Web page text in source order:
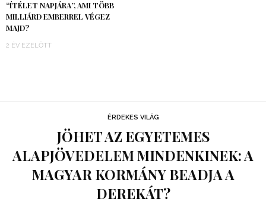
“ÍTÉLET NAPJÁRA”, AMI TÖBB
MILLIÁRD EMBERREL VÉGEZ
MAJD?
2 ÉV EZELŐTT
ÉRDEKES VILÁG
JÖHET AZ EGYETEMES
ALAPJÖVEDELEM MINDENKINEK: A
MAGYAR KORMÁNY BEADJA A
DEREKÁT?